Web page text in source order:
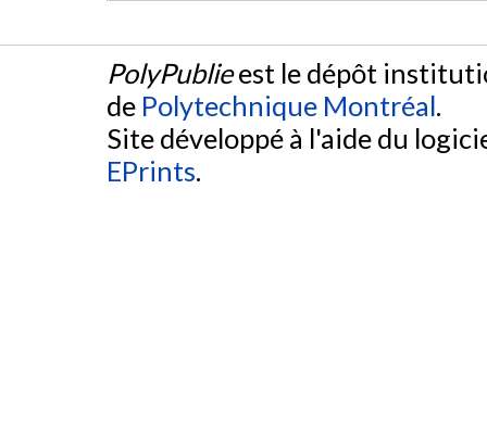
PolyPublieest le dépôt
de Polytechnique Montréal.
Site développé à l'aide du
EPrints.